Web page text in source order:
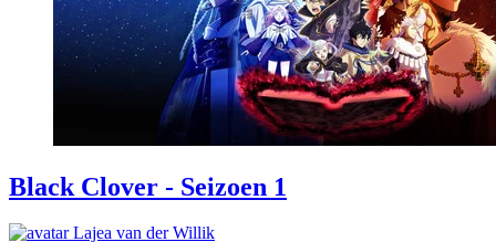
Black Clover - Seizoen 1